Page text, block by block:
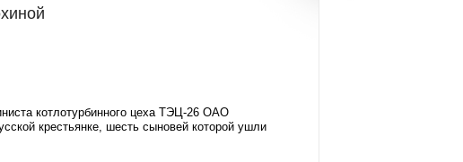
котлотурбинного цеха ТЭЦ-26 ОАО
крестьянке, шесть сыновей которой ушли